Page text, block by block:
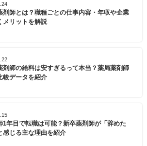
剤師とは？職種ごとの仕事内容・年収や企業
メリットを解説
剤師の給料は安すぎるって本当？薬局薬剤師
較データを紹介
1年目で転職は可能？新卒薬剤師が「辞めた
感じる主な理由を紹介